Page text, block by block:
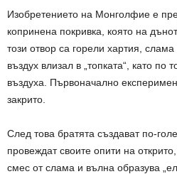
Изобретението на Монголфие е
копринена покривка, която на
този отвор са горели хартия,
въздух влизал в „топката“, като по
въздуха. Първоначално
закрито.
След това братята създават по-
провеждат своите опити на
смес от слама и вълна образува